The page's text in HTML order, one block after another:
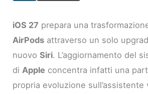
iOS 27 prepara una
AirPods attraverso un solo
nuovoSiri. L’aggiornamento del
di Apple concentra infatti una
propria evoluzione sull’assistente